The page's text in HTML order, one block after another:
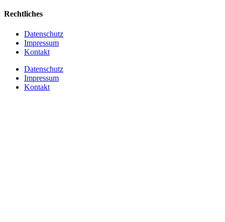
Rechtliches
Datenschutz
Impressum
Kontakt
Datenschutz
Impressum
Kontakt